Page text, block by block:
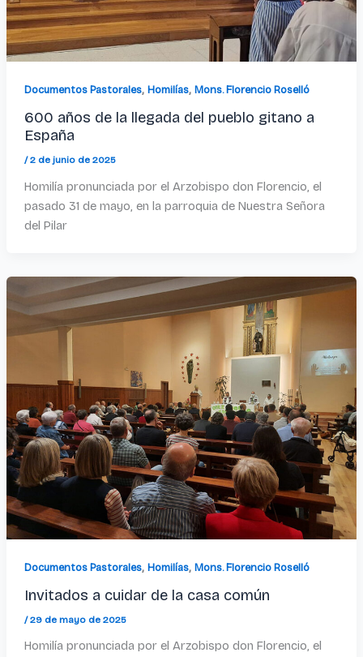
Documentos Pastorales, Homilías, Mons. Florencio Roselló
600 años de la llegada del pueblo gitano a
España
/2 de junio de 2025
Homilía pronunciada por el Arzobispo don Florencio, el
pasado 31 de mayo, en la parroquia de Nuestra Señora
del Pilar
Documentos Pastorales, Homilías, Mons. Florencio Roselló
Invitados a cuidar de la casa común
/29 de mayo de 2025
Homilía pronunciada por el Arzobispo don Florencio, el